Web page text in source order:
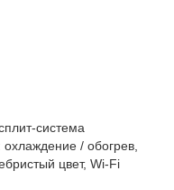
система
/ обогрев,
цвет, Wi-Fi